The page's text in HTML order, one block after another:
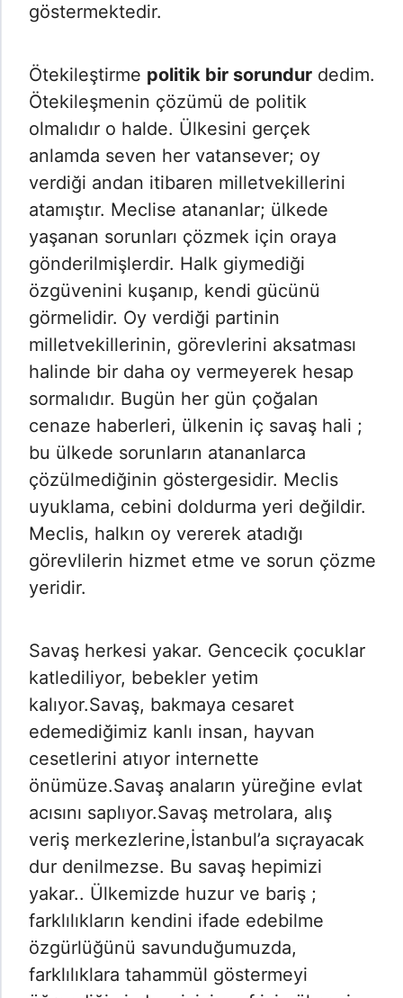
göstermektedir.
Ötekileştirme politik bir sorundur dedim.
Ötekileşmenin çözümü de politik
olmalıdır o halde. Ülkesini gerçek
anlamda seven her vatansever; oy
verdiği andan itibaren milletvekillerini
atamıştır. Meclise atananlar; ülkede
yaşanan sorunları çözmek için oraya
gönderilmişlerdir. Halk giymediği
özgüvenini kuşanıp, kendi gücünü
görmelidir. Oy verdiği partinin
milletvekillerinin, görevlerini aksatması
halinde bir daha oy vermeyerek hesap
sormalıdır. Bugün her gün çoğalan
cenaze haberleri, ülkenin iç savaş hali ;
bu ülkede sorunların atananlarca
çözülmediğinin göstergesidir. Meclis
uyuklama, cebini doldurma yeri değildir.
Meclis, halkın oy vererek atadığı
görevlilerin hizmet etme ve sorun çözme
yeridir.
Savaş herkesi yakar. Gencecik çocuklar
katlediliyor, bebekler yetim
kalıyor.Savaş, bakmaya cesaret
edemediğimiz kanlı insan, hayvan
cesetlerini atıyor internette
önümüze.Savaş anaların yüreğine evlat
acısını saplıyor.Savaş metrolara, alış
veriş merkezlerine,İstanbul’a sıçrayacak
dur denilmezse. Bu savaş hepimizi
yakar.. Ülkemizde huzur ve bariş ;
farklılıkların kendini ifade edebilme
özgürlüğünü savunduğumuzda,
farklılıklara tahammül göstermeyi